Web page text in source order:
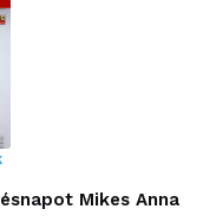
Mikes Anna